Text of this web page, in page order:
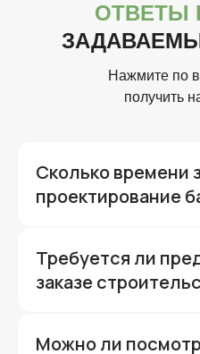
ОТВЕТЫ
Нажмите по
получить
Сколько времени
проектирование
Требуется ли
заказе
Можно ли